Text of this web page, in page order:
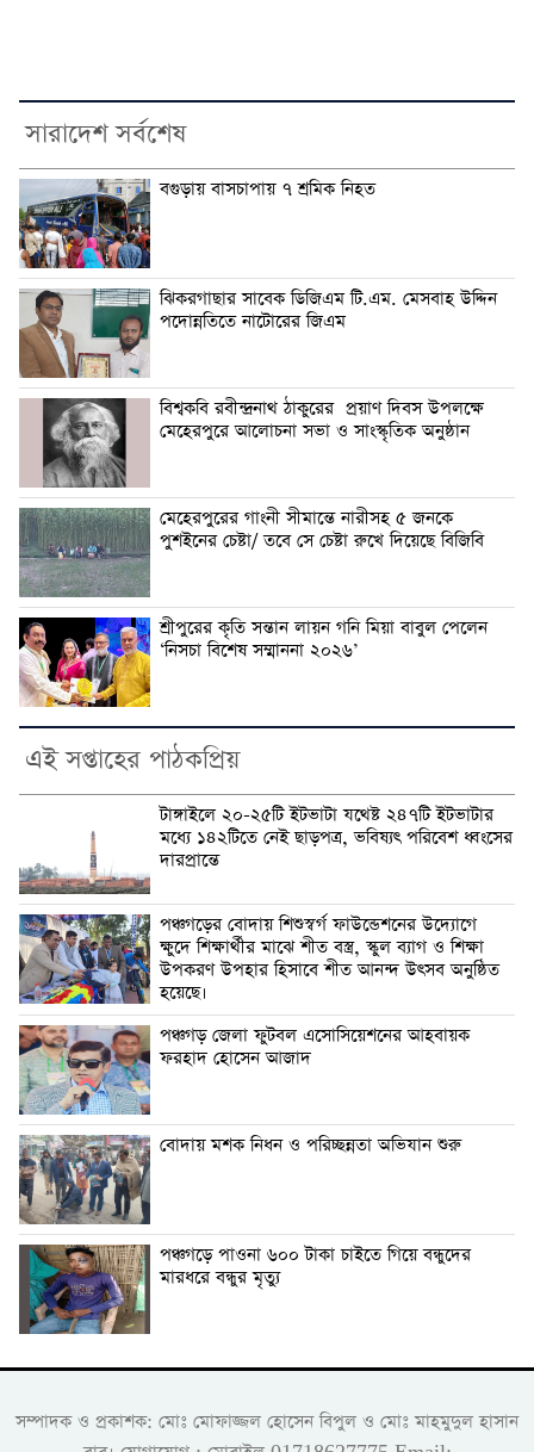
সারাদেশ সর্বশেষ
বগুড়ায় বাসচাপায় ৭ শ্রমিক নিহত
ঝিকরগাছার সাবেক ডিজিএম টি.এম. মেসবাহ উদ্দিন
পদোন্নতিতে নাটোরের জিএম
বিশ্বকবি রবীন্দ্রনাথ ঠাকুরের প্রয়াণ দিবস উপলক্ষে
মেহেরপুরে আলোচনা সভা ও সাংস্কৃতিক অনুষ্ঠান
মেহেরপুরের গাংনী সীমান্তে নারীসহ ৫ জনকে
পুশইনের চেষ্টা/ তবে সে চেষ্টা রুখে দিয়েছে বিজিবি
শ্রীপুরের কৃতি সন্তান লায়ন গনি মিয়া বাবুল পেলেন
‘নিসচা বিশেষ সম্মাননা ২০২৬’
এই সপ্তাহের পাঠকপ্রিয়
টাঙ্গাইলে ২০-২৫টি ইটভাটা যথেষ্ট ২৪৭টি ইটভাটার
মধ্যে ১৪২টিতে নেই ছাড়পত্র, ভবিষ্যৎ পরিবেশ ধ্বংসের
দারপ্রান্তে
পঞ্চগড়ের বোদায় শিশুস্বর্গ ফাউন্ডেশনের উদ্যোগে
ক্ষুদে শিক্ষার্থীর মাঝে শীত বস্ত্র, স্কুল ব্যাগ ও শিক্ষা
উপকরণ উপহার হিসাবে শীত আনন্দ উৎসব অনুষ্ঠিত
হয়েছে।
পঞ্চগড় জেলা ফুটবল এসোসিয়েশনের আহবায়ক
ফরহাদ হোসেন আজাদ
বোদায় মশক নিধন ও পরিচ্ছন্নতা অভিযান শুরু
পঞ্চগড়ে পাওনা ৬০০ টাকা চাইতে গিয়ে বন্ধুদের
মারধরে বন্ধুর মৃত্যু
সম্পাদক ও প্রকাশক: মোঃ মোফাজ্জল হোসেন বিপুল ও মোঃ মাহমুদুল হাসান